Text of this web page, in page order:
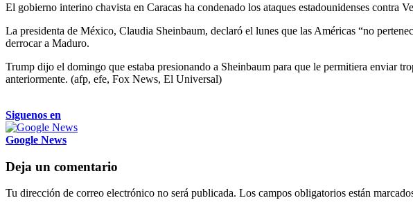
El gobierno interino chavista en Caracas ha condenado los ataques estadounidenses contra
La presidenta de México, Claudia Sheinbaum, declaró el lunes que las Américas “no
derrocar a Maduro.
Trump dijo el domingo que estaba presionando a Sheinbaum para que le permitiera enviar
anteriormente. (afp, efe, Fox News, El Universal)
Siguenos en
Google News
Deja un comentario
Tu dirección de correo electrónico no será publicada. Los campos obligatorios están